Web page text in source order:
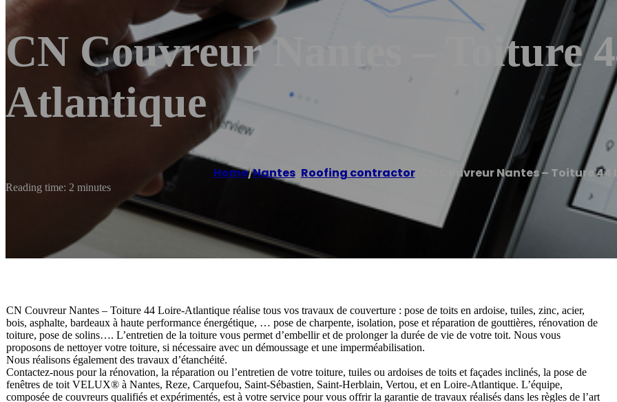
CN Couvreur Nantes – Toiture
Atlantique
Home/Nantes, Roofing contractor/ CN Couvreur Nantes – Toiture
Reading time: 2 minutes
CN Couvreur Nantes – Toiture 44 Loire-Atlantique réalise tous vos travaux de couverture : pose de toits en ardoise, tuiles, zinc, acier,
bois, asphalte, bardeaux à haute performance énergétique, … pose de charpente, isolation, pose et réparation de gouttières, rénovation de
toiture, pose de solins…. L’entretien de la toiture vous permet d’embellir et de prolonger la durée de vie de votre toit. Nous vous
proposons de nettoyer votre toiture, si nécessaire avec un démoussage et une imperméabilisation.
Nous réalisons également des travaux d’étanchéité.
Contactez-nous pour la rénovation, la réparation ou l’entretien de votre toiture, tuiles ou ardoises de toits et façades inclinés, la pose de
fenêtres de toit VELUX® à Nantes, Reze, Carquefou, Saint-Sébastien, Saint-Herblain, Vertou, et en Loire-Atlantique. L’équipe,
composée de couvreurs qualifiés et expérimentés, est à votre service pour vous offrir la garantie de travaux réalisés dans les règles de l’art